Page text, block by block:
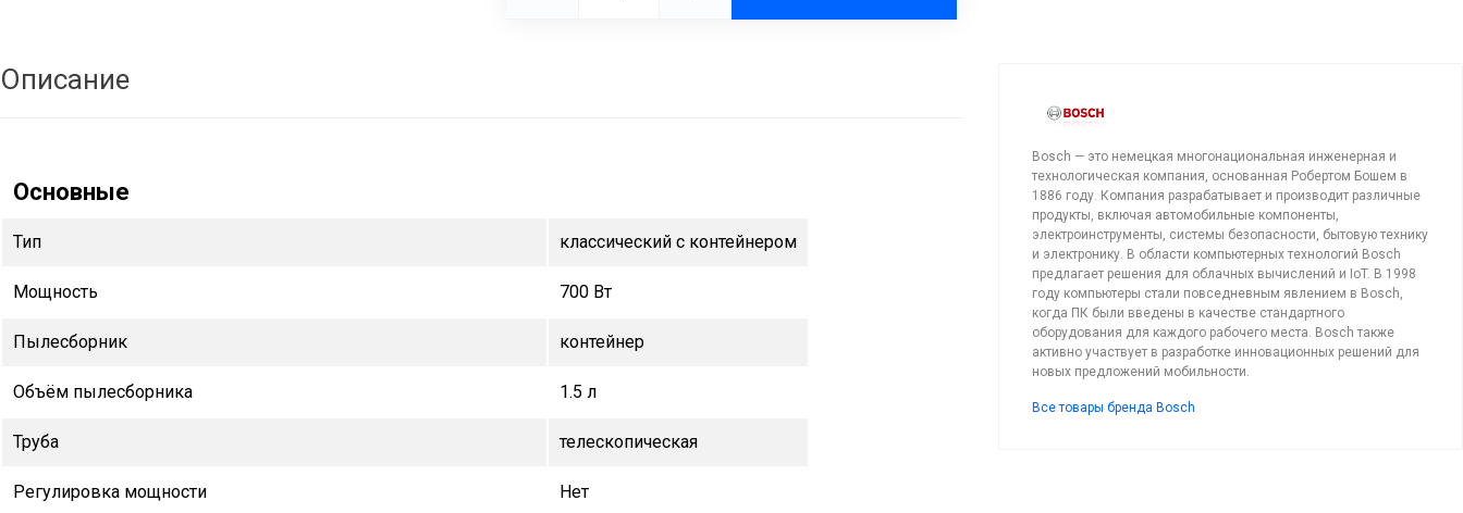
Описание
Основные
Тип классический с контейнером
Мощность 700 Вт
Пылесборник контейнер
Объём пылесборника 1.5 л
Труба телескопическая
Регулировка мощности Нет
Bosch — это немецкая многонациональная инженерная и
технологическая компания, основанная Робертом Бошем в
1886 году. Компания разрабатывает и производит различные
продукты, включая автомобильные компоненты,
электроинструменты, системы безопасности, бытовую технику
и электронику. В области компьютерных технологий Bosch
предлагает решения для облачных вычислений и IoT. В 1998
году компьютеры стали повседневным явлением в Bosch,
когда ПК были введены в качестве стандартного
оборудования для каждого рабочего места. Bosch также
активно участвует в разработке инновационных решений для
новых предложений мобильности.
Все товары бренда Bosch